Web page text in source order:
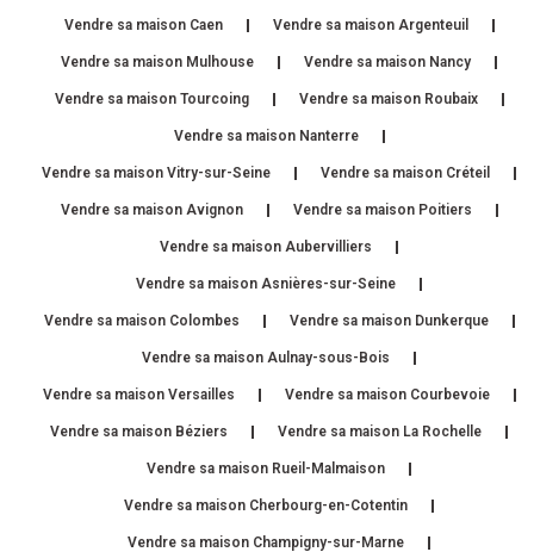
Vendre sa maison Caen Vendre sa maison Argenteuil
Vendre sa maison Mulhouse Vendre sa maison Nancy
Vendre sa maison Tourcoing Vendre sa maison Roubaix
Vendre sa maison Nanterre
Vendre sa maison Vitry-sur-Seine Vendre sa maison Créteil
Vendre sa maison Avignon Vendre sa maison Poitiers
Vendre sa maison Aubervilliers
Vendre sa maison Asnières-sur-Seine
Vendre sa maison Colombes Vendre sa maison Dunkerque
Vendre sa maison Aulnay-sous-Bois
Vendre sa maison Versailles Vendre sa maison Courbevoie
Vendre sa maison Béziers Vendre sa maison La Rochelle
Vendre sa maison Rueil-Malmaison
Vendre sa maison Cherbourg-en-Cotentin
Vendre sa maison Champigny-sur-Marne